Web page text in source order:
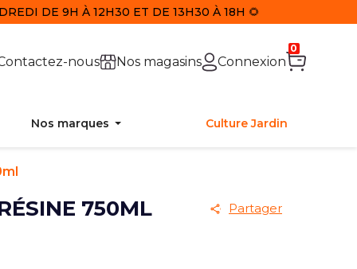
DE 9H À 12H30 ET DE 13H30 À 18H 🌻
nous Nos magasins Connexion
0
Nos marques Culture Jardin
750ML Partager